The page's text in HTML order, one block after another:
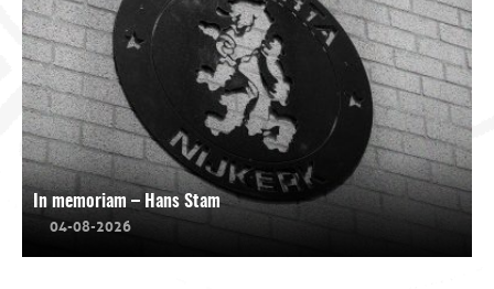
In memoriam – Hans Stam
04-08-2026